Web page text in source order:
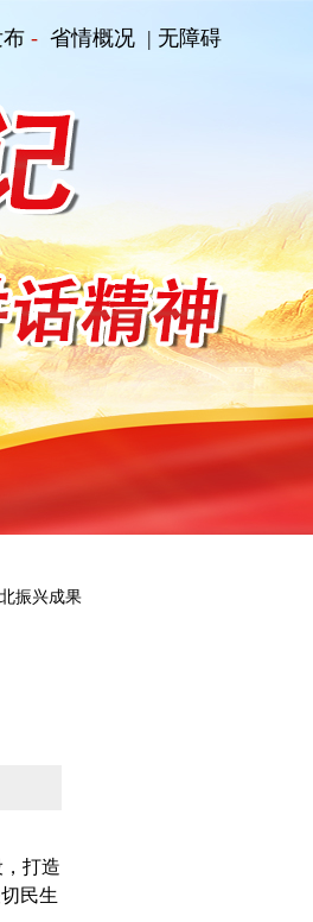
- 省情概况 | 无障碍
振兴成果
打造
民生